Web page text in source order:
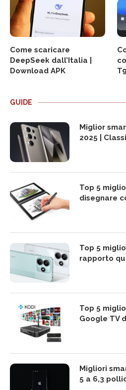
Come scaricare
DeepSeek dall’Italia |
Download APK
GUIDE
Miglior
2025 |
Top 5
disegnare
Top 5
rapporto
Top 5
Google TV
Migliori
5 a 6,3